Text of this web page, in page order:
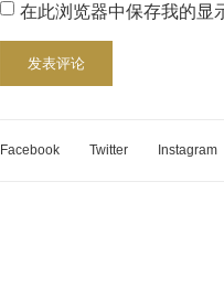
在此浏览器中保存我的显
Facebook Twitter Instagram